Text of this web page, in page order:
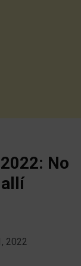
No
2022